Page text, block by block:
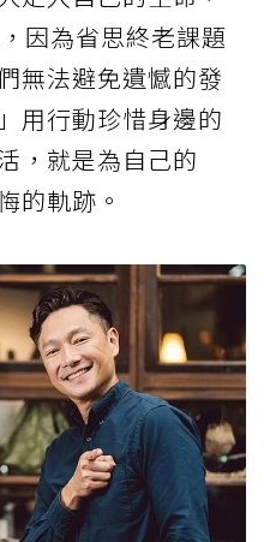
因為省思終老課題
無法避免遺憾的發
用行動珍惜身邊的
，就是為自己的
的軌跡。